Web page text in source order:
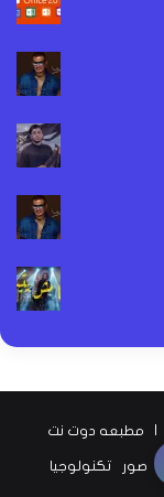
مطبعه دوت نت
صور تكنولوجيا